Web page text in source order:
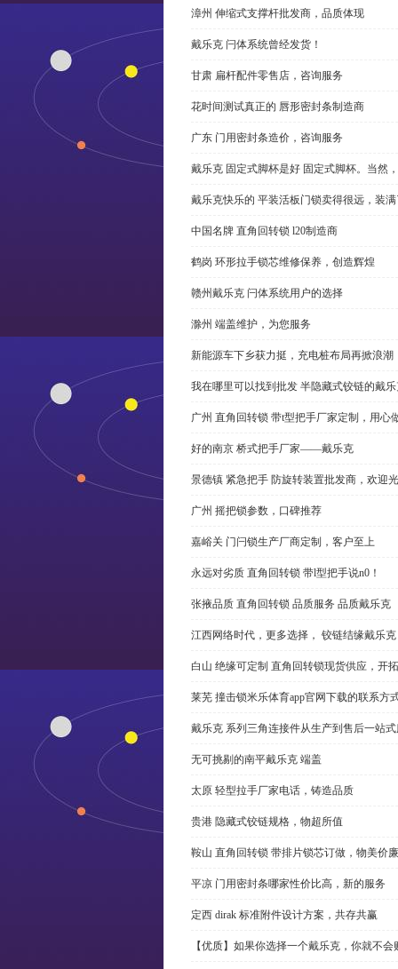
漳州 伸缩式支撑杆批发商，品质体现
戴乐克 闩体系统曾经发货！
甘肃 扁杆配件零售店，咨询服务
花时间测试真正的 唇形密封条制造商
广东 门用密封条造价，咨询服务
戴乐克 固定式脚杯是好 固定式脚杯。当然
戴乐克快乐的 平装活板门锁卖得很远，装
中国名牌 直角回转锁 l20制造商
鹤岗 环形拉手锁芯维修保养，创造辉煌
赣州戴乐克 闩体系统用户的选择
滁州 端盖维护，为您服务
新能源车下乡获力挺，充电桩布局再掀浪潮
我在哪里可以找到批发 半隐藏式铰链的戴
广州 直角回转锁 带t型把手厂家定制，用心
好的南京 桥式把手厂家——戴乐克
景德镇 紧急把手 防旋转装置批发商，欢迎
广州 摇把锁参数，口碑推荐
嘉峪关 门闩锁生产厂商定制，客户至上
永远对劣质 直角回转锁 带l型把手说n0！
张掖品质 直角回转锁 品质服务 品质戴乐克
江西网络时代，更多选择， 铰链结缘戴乐克
白山 绝缘可定制 直角回转锁现货供应，开
莱芜 撞击锁米乐体育app官网下载的联系方
戴乐克 系列三角连接件从生产到售后一站
无可挑剔的南平戴乐克 端盖
太原 轻型拉手厂家电话，铸造品质
贵港 隐藏式铰链规格，物超所值
鞍山 直角回转锁 带排片锁芯订做，物美价廉
平凉 门用密封条哪家性价比高，新的服务
定西 dirak 标准附件设计方案，共存共赢
【优质】如果你选择一个戴乐克，你就不